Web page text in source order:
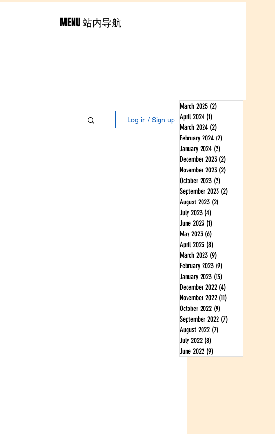
MENU 站内导航
Log in / Sign up
March 2025 (2)
April 2024 (1)
March 2024 (2)
February 2024 (2)
January 2024 (2)
December 2023 (2)
November 2023 (2)
October 2023 (2)
September 2023 (2)
August 2023 (2)
July 2023 (4)
June 2023 (1)
May 2023 (6)
April 2023 (8)
March 2023 (9)
February 2023 (9)
January 2023 (13)
December 2022 (4)
November 2022 (11)
October 2022 (9)
September 2022 (7)
August 2022 (7)
July 2022 (8)
June 2022 (9)